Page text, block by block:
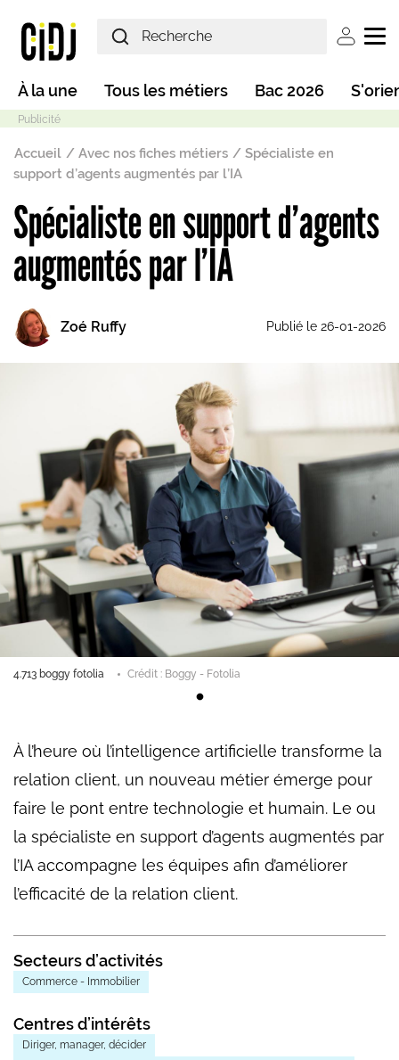
User
Main navigation
À la une Tous les métiers Bac 2026
Mode sombre
Fil d'Ariane
Accueil Avec nos fiches métiers
Spécialiste en
support d’agents augmentés par l’IA
Spécialiste en support d’agents
augmentés par l’IA
Zoé Ruffy Publié le 26-01-2026
4.713 boggy fotolia Crédit : Boggy - Fotolia
À l’heure où l’intelligence artificielle transforme la
relation client, un nouveau métier émerge pour
faire le pont entre technologie et humain. Le ou
la spécialiste en support d’agents augmentés par
l’IA accompagne les équipes afin d’améliorer
l’efficacité de la relation client.
Secteurs d’activités
Commerce - Immobilier
Centres d’intérêts
Diriger, manager, décider